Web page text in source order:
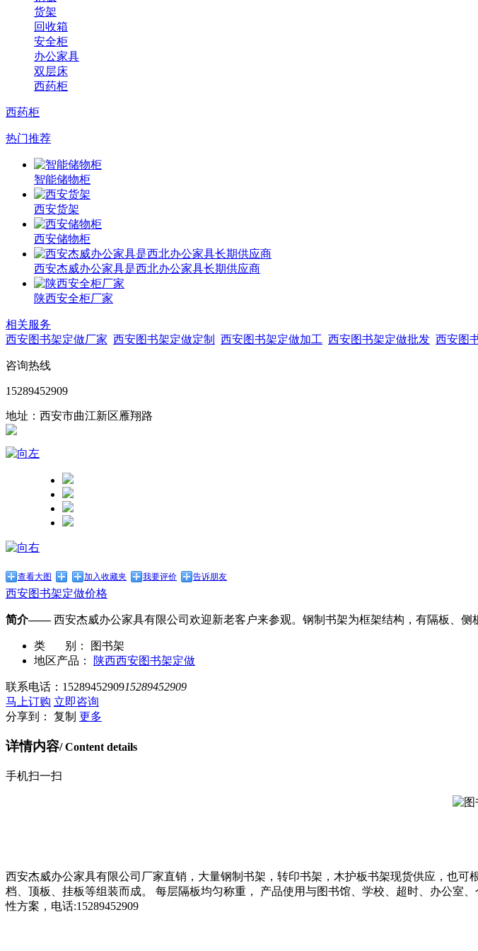
货架
回收箱
安全柜
办公家具
双层床
西药柜
西药柜
热门推荐
智能储物柜
西安货架
西安储物柜
西安杰威办公家具是西北办公家具长期供应商
陕西安全柜厂家
相关服务
西安图书架定做厂家 西安图书架定做定制 西安图书架定做加工 西安图书架定做批发 西安图
咨询热线
15289452909
地址：西安市曲江新区雁翔路
查看大图 加入收藏夹 我要评价 告诉朋友
西安图书架定做价格
简介——西安杰威办公家具有限公司欢迎新老客户来参观。钢制书架为框架结构，有隔板、
类 别：
图书架
地区产品：
陕西西安图书架定做
联系电话： 1528945290915289452909
马上订购 立即咨询
分享到：
复制 更多
详情内容/ Content details
手机扫一扫
西安杰威办公家具有限公司厂家直销，大量钢制书架，转印书架，木护板书架现货供应，也
档、顶板、挂板等组装而成。 每层隔板均匀称重， 产品使用与图书馆、学校、超时、办公室
性方案，电话:15289452909